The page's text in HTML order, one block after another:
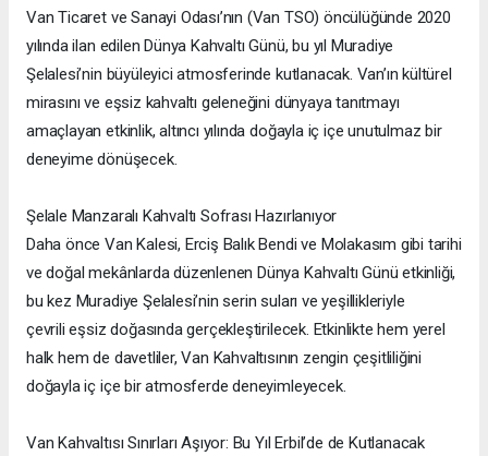
Van Ticaret ve Sanayi Odası’nın (Van TSO) öncülüğünde 2020
yılında ilan edilen Dünya Kahvaltı Günü, bu yıl Muradiye
Şelalesi’nin büyüleyici atmosferinde kutlanacak. Van’ın kültürel
mirasını ve eşsiz kahvaltı geleneğini dünyaya tanıtmayı
amaçlayan etkinlik, altıncı yılında doğayla iç içe unutulmaz bir
deneyime dönüşecek.
Şelale Manzaralı Kahvaltı Sofrası Hazırlanıyor
Daha önce Van Kalesi, Erciş Balık Bendi ve Molakasım gibi tarihi
ve doğal mekânlarda düzenlenen Dünya Kahvaltı Günü etkinliği,
bu kez Muradiye Şelalesi’nin serin suları ve yeşillikleriyle
çevrili eşsiz doğasında gerçekleştirilecek. Etkinlikte hem yerel
halk hem de davetliler, Van Kahvaltısının zengin çeşitliliğini
doğayla iç içe bir atmosferde deneyimleyecek.
Van Kahvaltısı Sınırları Aşıyor: Bu Yıl Erbil’de de Kutlanacak